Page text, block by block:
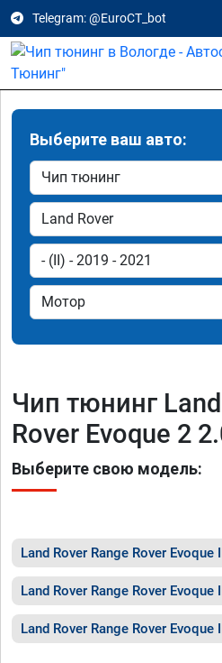
Telegram: @EuroCT_bot
Выберите ваш авто:
Чип тюнинг
Rover Evoque 2
Выберите свою модель:
Land Rover Range Rover
Land Rover Range Rover
Land Rover Range Rover